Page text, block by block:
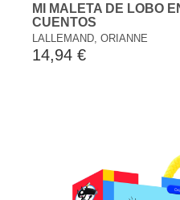
MI MALETA DE LOBO
CUENTOS
LALLEMAND, ORIANNE
14,94 €